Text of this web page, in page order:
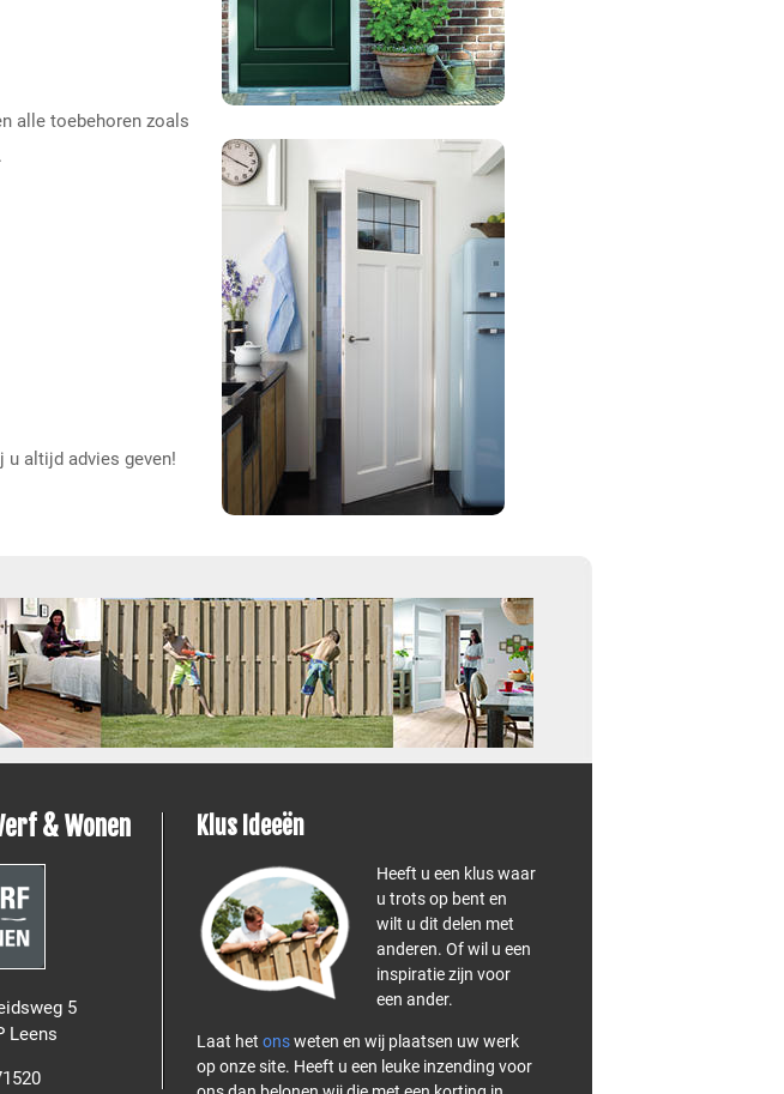
alle toebehoren zoal s
u altijd advies geven!
Klus Ideeën
Heeft u een klus waar
u trots op bent en
wilt u dit delen met
anderen. Of wil u een
inspiratie zijn voor
een ander.
Laat het onsweten en wij plaatsen uw werk
op onze site. Heeft u een leuke inzending voor
& Wonen
5
Leens